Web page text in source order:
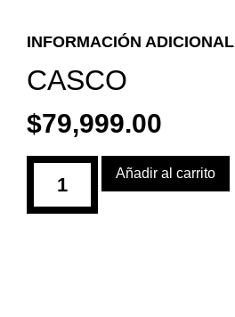
INFORMACIÓN ADICIONAL
CASCO
$79,999.00
Añadir al carrito